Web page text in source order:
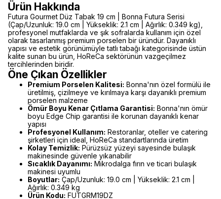
Ürün Hakkında
Futura Gourmet Düz Tabak 19 cm | Bonna Futura Serisi
(Çap/Uzunluk: 19.0 cm | Yükseklik: 2.1 cm | Ağırlık: 0.349 kg),
profesyonel mutfaklarda ve şık sofralarda kullanım için özel
olarak tasarlanmış premium porselen bir üründür. Dayanıklı
yapısı ve estetik görünümüyle tatlı tabağı kategorisinde üstün
kalite sunan bu ürün, HoReCa sektörünün vazgeçilmez
tercihlerinden biridir.
Öne Çıkan Özellikler
Premium Porselen Kalitesi: Bonna'nın özel formülü ile
üretilmiş, çizilmeye ve kırılmaya karşı dayanıklı premium
porselen malzeme
Ömür Boyu Kenar Çıtlama Garantisi: Bonna'nın ömür
boyu Edge Chip garantisi ile korunan dayanıklı kenar
yapısı
Profesyonel Kullanım: Restoranlar, oteller ve catering
şirketleri için ideal, HoReCa standartlarında üretim
Kolay Temizlik: Pürüzsüz yüzeyi sayesinde bulaşık
makinesinde güvenle yıkanabilir
Sıcaklık Dayanımı: Mikrodalga fırın ve ticari bulaşık
makinesi uyumlu
Boyutlar: Çap/Uzunluk: 19.0 cm | Yükseklik: 2.1 cm |
Ağırlık: 0.349 kg
Ürün Kodu: FUTGRM19DZ